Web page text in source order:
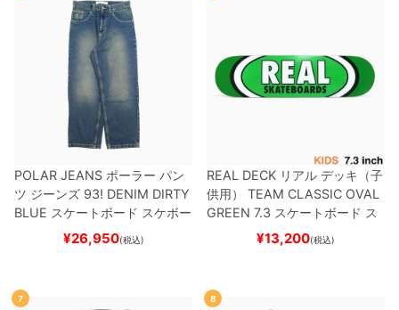
POLAR JEANS ポーラー パン
ツ ジーンズ 93! DENIM DIRTY
BLUE スケートボード スケボー
¥26,950(税込)
REAL DECK リアル デッキ（子
供用）
TEAM CLASSIC OVAL
GREEN 7.3 スケートボード ス
¥13,200(税込)
7 8